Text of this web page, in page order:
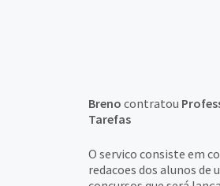
Breno contratou
Tarefas
O servico consiste em
redacoes dos alunos de